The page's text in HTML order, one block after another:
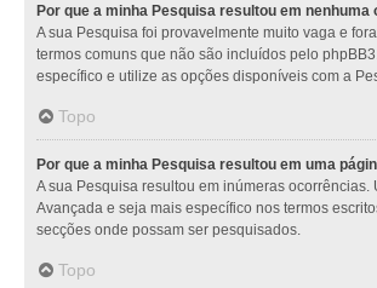
Por que a minha Pesquisa resultou em nenhuma
A sua Pesquisa foi provavelmente muito vaga e
termos comuns que não são incluídos pelo
específico e utilize as opções disponíveis com a
Topo
Por que a minha Pesquisa resultou em uma
A sua Pesquisa resultou em inúmeras ocorrências.
Avançada e seja mais específico nos termos
secções onde possam ser pesquisados.
Topo